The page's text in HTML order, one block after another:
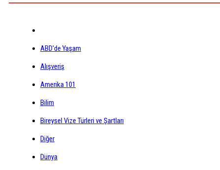
ABD'de Yaşam
Alışveriş
Amerika 101
Bilim
Bireysel Vize Türleri ve Şartları
Diğer
Dünya